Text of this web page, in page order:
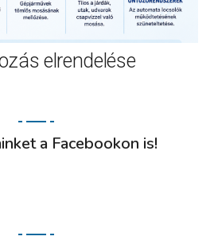
elrendelése
a Facebookon is!